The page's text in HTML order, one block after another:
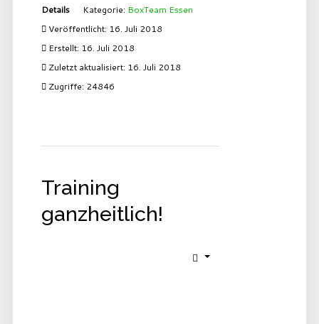
Details Kategorie: BoxTeam Essen
Veröffentlicht: 16. Juli 2018
Erstellt: 16. Juli 2018
Zuletzt aktualisiert: 16. Juli 2018
Zugriffe: 24846
Training
ganzheitlich!